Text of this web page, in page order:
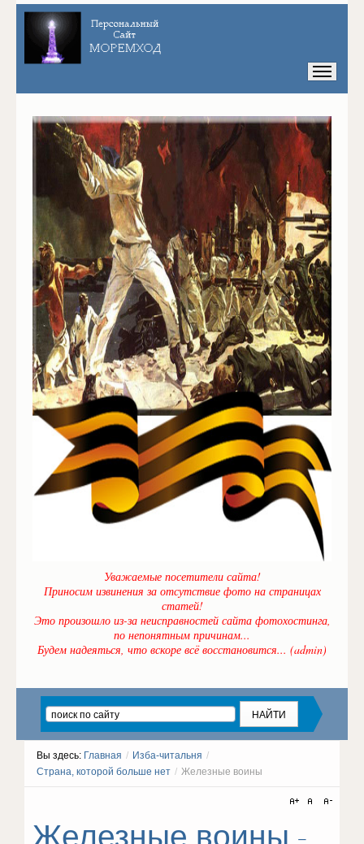
Уважаемые посетители сайта!
Приносим извинения за отсутствие фото на страницах
статей!
Это произошло из-за неисправностей сайта фотохостинга,
по непонятным причинам...
Будем надеяться, что вскоре всё восстановится... (admin)
Вы здесь: Главная / Изба-читальня /
Страна, которой больше нет / Железные воины